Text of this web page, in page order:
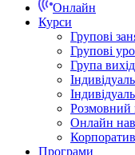
Онлайн
Курси
Групові
Групові
Група
Розмовний
Онлайн
Програми